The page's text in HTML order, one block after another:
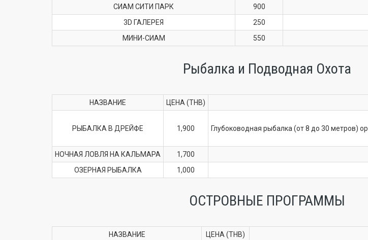
СИАМ СИТИ ПАРК
900
3D ГАЛЕРЕЯ
250
МИНИ-СИАМ
550
Рыбалка и Подводная Охота
НАЗВАНИЕ ЦЕНА (THB)
РЫБАЛКА В ДРЕЙФЕ 1,900 Глубоководная рыбалка (от 8 до 30 метров)
НОЧНАЯ ЛОВЛЯ НА КАЛЬМАРА 1,700
ОЗЕРНАЯ РЫБАЛКА
1,000
ОСТРОВНЫЕ ПРОГРАММЫ
НАЗВАНИЕ
ЦЕНА (THB)